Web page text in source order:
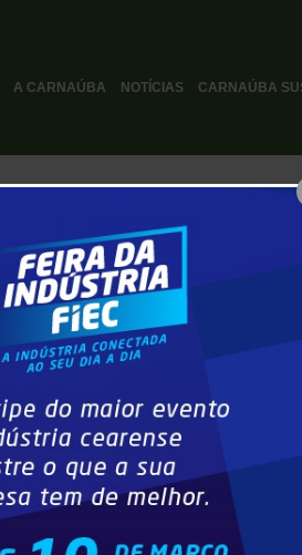
A CARNAÚBA NOTÍCIAS CARNAÚBA